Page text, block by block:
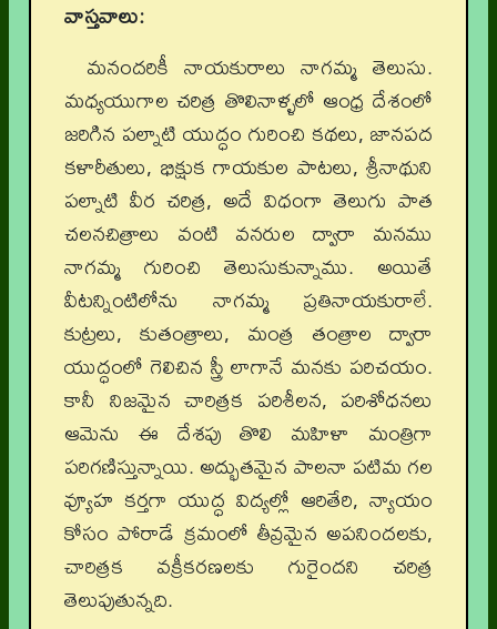
వాస్తవాలు:
మనందరికీ నాయకురాలు నాగమ్మ తెలుసు.
మధ్యయుగాల చరిత్ర తొలినాళ్ళలో ఆంధ్ర దేశంలో
జరిగిన పల్నాటి యుద్ధం గురించి కథలు, జానపద
కళారీతులు, భిక్షుక గాయకుల పాటలు, శ్రీనాథుని
పల్నాటి వీర చరిత్ర, అదే విధంగా తెలుగు పాత
చలనచిత్రాలు వంటి వనరుల ద్వారా మనము
నాగమ్మ గురించి తెలుసుకున్నాము. అయితే
వీటన్నింటిలోను నాగమ్మ ప్రతినాయకురాలే.
కుట్రలు, కుతంత్రాలు, మంత్ర తంత్రాల ద్వారా
యుద్ధంలో గెలిచిన స్త్రీ లాగానే మనకు పరిచయం.
కానీ నిజమైన చారిత్రక పరిశీలన, పరిశోధనలు
ఆమెను ఈ దేశపు తొలి మహిళా మంత్రిగా
పరిగణిస్తున్నాయి. అద్భుతమైన పాలనా పటిమ గల
వ్యూహ కర్తగా యుద్ధ విద్యల్లో ఆరితేరి, న్యాయం
కోసం పోరాడే క్రమంలో తీవ్రమైన అపనిందలకు,
చారిత్రక వక్రీకరణలకు గురైందని చరిత్ర
తెలుపుతున్నది.